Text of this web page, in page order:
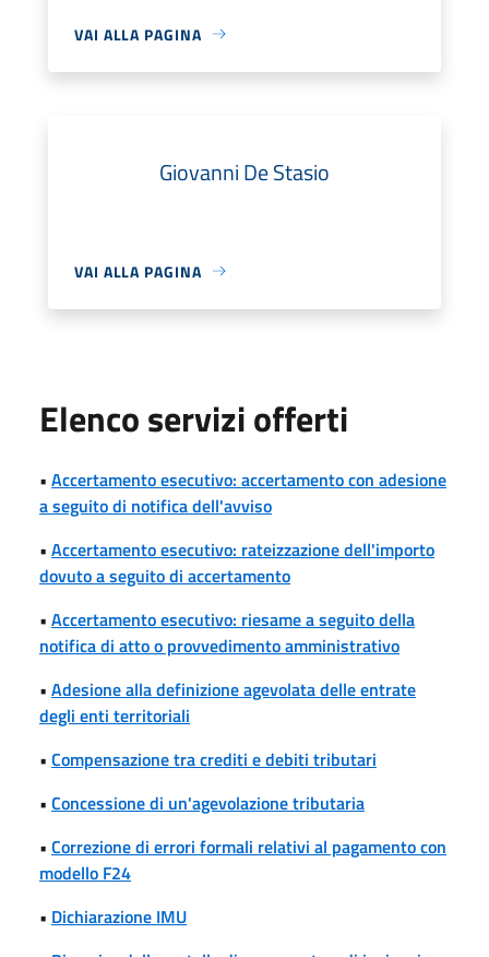
VAI ALLA PAGINA
Giovanni De Stasio
VAI ALLA PAGINA
Elenco servizi offerti
• Accertamento esecutivo: accertamento con adesione
a seguito di notifica dell'avviso
• Accertamento esecutivo: rateizzazione dell'importo
dovuto a seguito di accertamento
• Accertamento esecutivo: riesame a seguito della
notifica di atto o provvedimento amministrativo
• Adesione alla definizione agevolata delle entrate
degli enti territoriali
• Compensazione tra crediti e debiti tributari
• Concessione di un'agevolazione tributaria
• Correzione di errori formali relativi al pagamento con
modello F24
• Dichiarazione IMU